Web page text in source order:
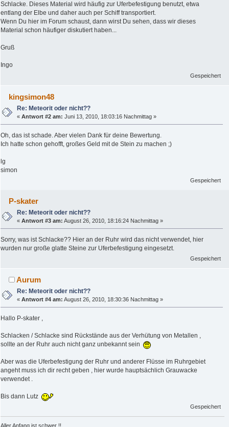
Schlacke. Dieses Material wird häufig zur Uferbefestigung benutzt, etwa
entlang der Elbe und daher auch per Schiff transportiert.
Wenn Du hier im Forum schaust, dann wirst Du sehen, dass wir dieses
Material schon häufiger diskutiert haben...
Gruß
Ingo
Gespeichert
kingsimon48
Re: Meteorit oder nicht??
«Antwort #2 am: Juni 13, 2010, 18:03:16 Nachmittag »
Oh, das ist schade. Aber vielen Dank für deine Bewertung.
Ich hatte schon gehofft, großes Geld mit de Stein zu machen ;)
lg
simon
Gespeichert
P-skater
Re: Meteorit oder nicht??
«Antwort #3 am: August 26, 2010, 18:16:24 Nachmittag »
Sorry, was ist Schlacke?? Hier an der Ruhr wird das nicht verwendet, hier
wurden nur große glatte Steine zur Uferbefestigung eingesetzt.
Gespeichert
Aurum
Re: Meteorit oder nicht??
«Antwort #4 am: August 26, 2010, 18:30:36 Nachmittag »
Hallo P-skater ,
Schlacken / Schlacke sind Rückstände aus der Verhütung von Metallen ,
sollte an der Ruhr auch nicht ganz unbekannt sein
Aber was die Uferbefestigung der Ruhr und anderer Flüsse im Ruhrgebiet
angeht muss ich dir recht geben , hier wurde hauptsächlich Grauwacke
verwendet .
Bis dann Lutz
Gespeichert
Aller Anfang ist schwer !!